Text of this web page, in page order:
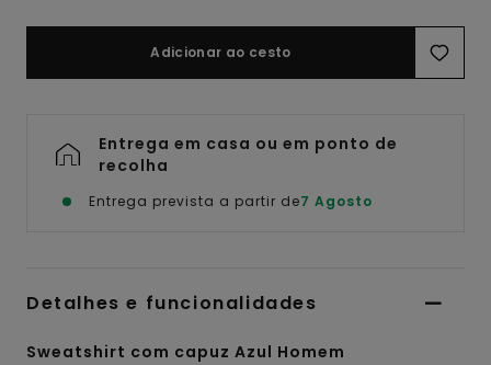
Adicionar ao cesto
Entrega em casa ou em ponto de
recolha
Entrega prevista a partir de7 Agosto
Detalhes e funcionalidades
Sweatshirt com capuz Azul Homem